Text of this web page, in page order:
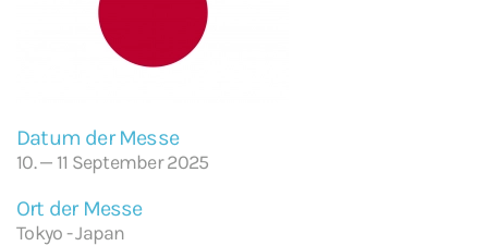
Datum der Messe
10. — 11 September 2025
Ort der Messe
Tokyo - Japan